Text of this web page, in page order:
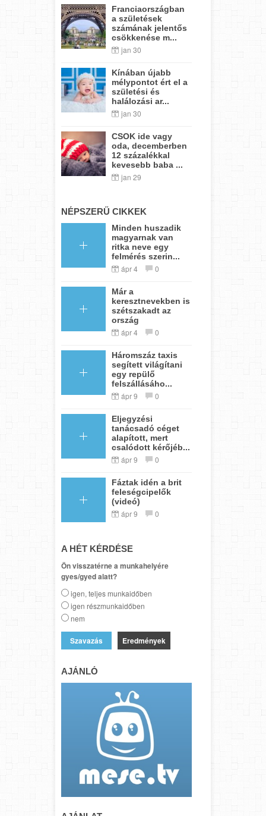
Franciaországban
a születések
számának jelentős
csökkenése m...
jan 30
Kínában újabb
mélypontot ért el a
születési és
halálozási ar...
jan 30
CSOK ide vagy
oda, decemberben
12 százalékkal
kevesebb baba ...
jan 29
NÉPSZERŰ CIKKEK
Minden huszadik
magyarnak van
ritka neve egy
felmérés szerin...
ápr 4 0
Már a
keresztnevekben is
szétszakadt az
ország
ápr 4 0
Háromszáz taxis
segített világítani
egy repülő
felszállásáho...
ápr 9 0
Eljegyzési
tanácsadó céget
alapított, mert
csalódott kérőjéb...
ápr 9 0
Fáztak idén a brit
feleségcipelők
(videó)
ápr 9 0
A HÉT KÉRDÉSE
Ön visszatérne a munkahelyére
gyes/gyed alatt?
igen, teljes munkaidőben
igen részmunkaidőben
nem
Eredmények
AJÁNLÓ